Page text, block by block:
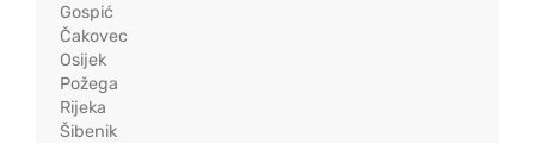
Gospić
Čakovec
Osijek
Požega
Rijeka
Šibenik